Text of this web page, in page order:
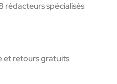
rédacteurs spécialisés
et retours gratuits